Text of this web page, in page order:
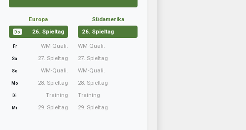
Europa
Do 26. Spieltag
Fr WM-Quali.
Sa 27. Spieltag
So WM-Quali.
Mo 28. Spieltag
Di Training
Mi 29. Spieltag
Südamerika
26. Spieltag
WM-Quali.
27. Spieltag
WM-Quali.
28. Spieltag
Training
29. Spieltag